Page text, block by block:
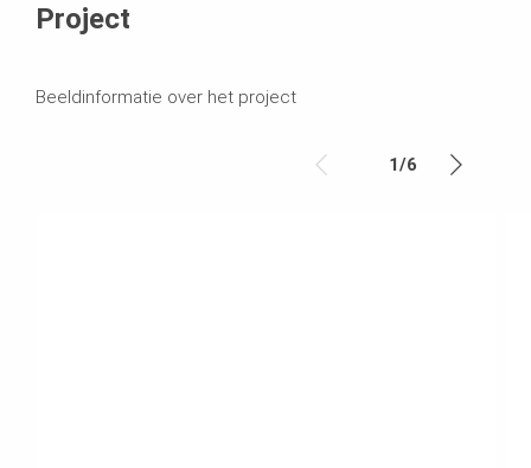
Project
Beeldinformatie over het project
1/6